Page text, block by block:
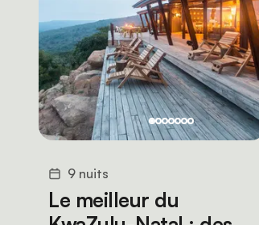
9 nuits
Le meilleur du